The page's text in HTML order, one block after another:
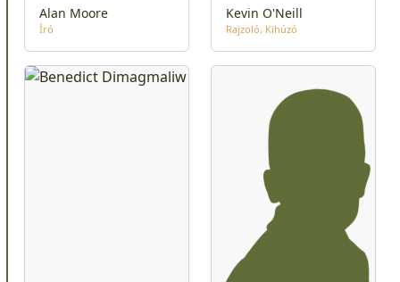
Alan Moore
Író
Kevin O'Neill
Rajzoló Kihúzó